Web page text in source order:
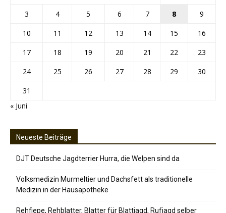
3
4 5 6 7 8
9
10
11 12 13 14 15
16
17
18 19 20 21 22
23
24
25 26 27 28 29
30
31
« Juni
Neueste Beiträge
DJT Deutsche Jagdterrier Hurra, die Welpen sind da
Volksmedizin Murmeltier und Dachsfett als traditionelle
Medizin in der Hausapotheke
Rehfiepe, Rehblatter, Blatter für Blattjagd, Rufjagd selber